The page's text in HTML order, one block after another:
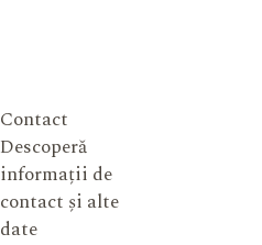
Contact
Descoperă
informații de
contact și alte
date